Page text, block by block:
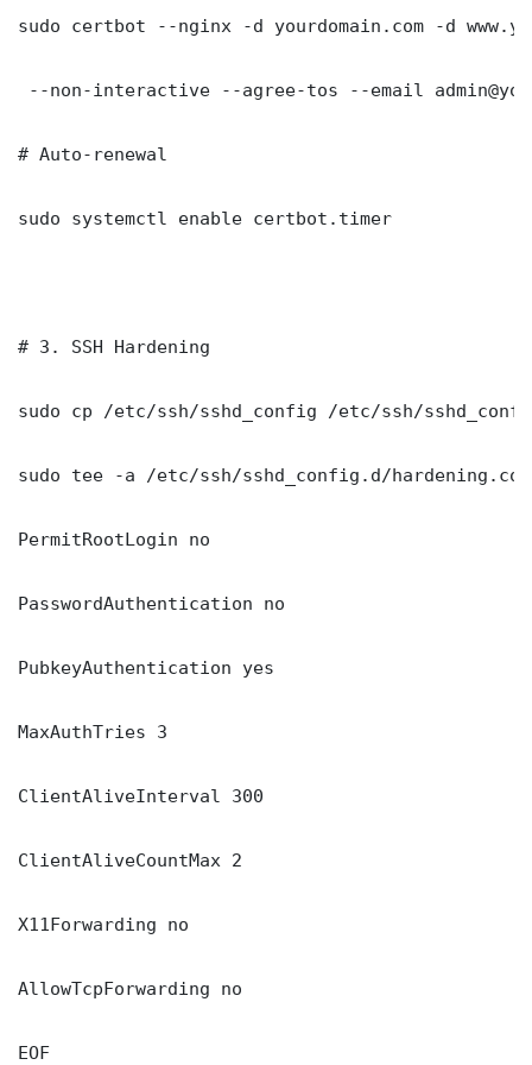
sudo certbot --nginx -d yourdomain.com -d
--non-interactive --agree-tos --email
# Auto-renewal
sudo systemctl enable certbot.timer
# 3. SSH Hardening
sudo cp /etc/ssh/sshd_config /etc/ssh/
sudo tee -a /etc/ssh/sshd_config.d/
PermitRootLogin no
PasswordAuthentication no
PubkeyAuthentication yes
MaxAuthTries 3
ClientAliveInterval 300
ClientAliveCountMax 2
X11Forwarding no
AllowTcpForwarding no
EOF